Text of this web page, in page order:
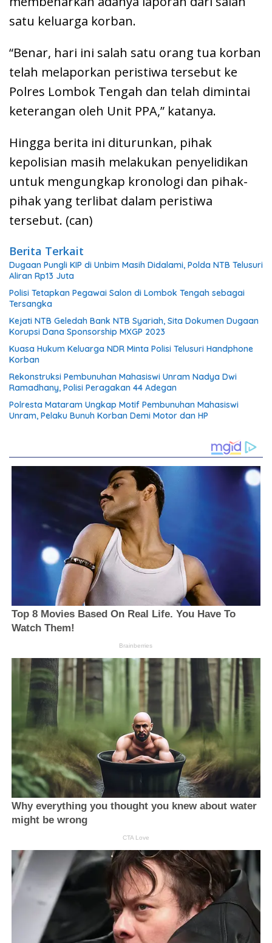
satu keluarga korban.
“Benar, hari ini salah satu orang tua korban
telah melaporkan peristiwa tersebut ke
Polres Lombok Tengah dan telah dimintai
keterangan oleh Unit PPA,” katanya.
Hingga berita ini diturunkan, pihak
kepolisian masih melakukan penyelidikan
untuk mengungkap kronologi dan pihak-
pihak yang terlibat dalam peristiwa
tersebut. (can)
Berita Terkait
Dugaan Pungli KIP di Unbim Masih Didalami, Polda NTB Telusuri
Aliran Rp13 Juta
Polisi Tetapkan Pegawai Salon di Lombok Tengah sebagai
Tersangka
Kejati NTB Geledah Bank NTB Syariah, Sita Dokumen Dugaan
Korupsi Dana Sponsorship MXGP 2023
Kuasa Hukum Keluarga NDR Minta Polisi Telusuri Handphone
Korban
Rekonstruksi Pembunuhan Mahasiswi Unram Nadya Dwi
Ramadhany, Polisi Peragakan 44 Adegan
Polresta Mataram Ungkap Motif Pembunuhan Mahasiswi
Unram, Pelaku Bunuh Korban Demi Motor dan HP